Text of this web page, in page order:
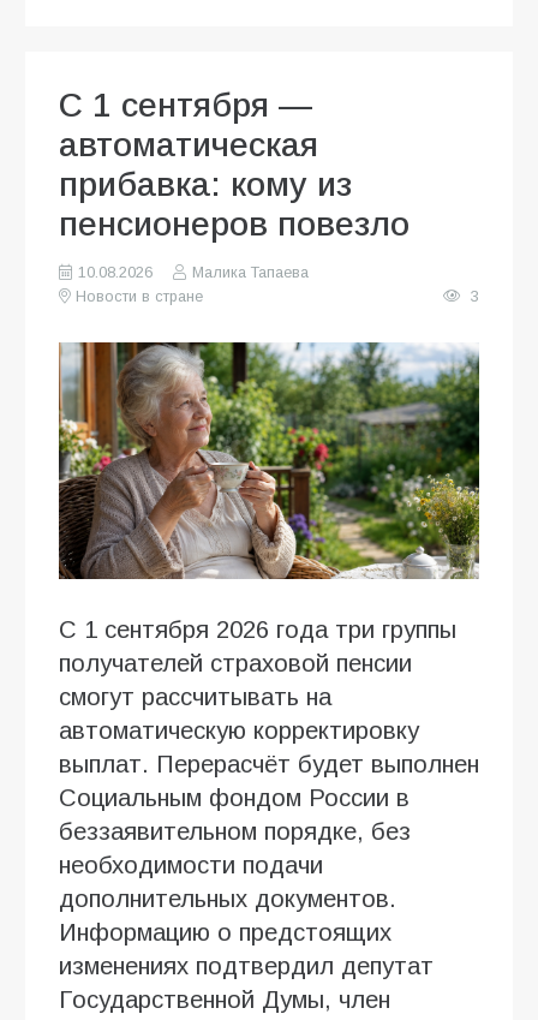
С 1 сентября —
автоматическая
прибавка: кому из
пенсионеров повезло
10.08.2026
Малика Тапаева
Новости в стране
3
С 1 сентября 2026 года три группы
получателей страховой пенсии
смогут рассчитывать на
автоматическую корректировку
выплат. Перерасчёт будет выполнен
Социальным фондом России в
беззаявительном порядке, без
необходимости подачи
дополнительных документов.
Информацию о предстоящих
изменениях подтвердил депутат
Государственной Думы, член